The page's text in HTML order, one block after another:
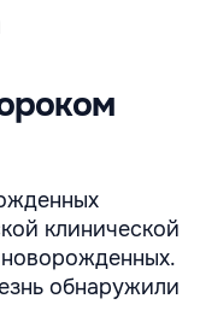
клинической
обнаружили